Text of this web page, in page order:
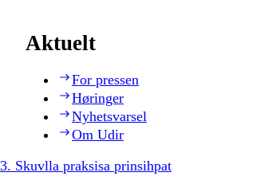
Aktuelt
For pressen
Høringer
Nyhetsvarsel
Om Udir
3. Skuvlla praksisa prinsihpat